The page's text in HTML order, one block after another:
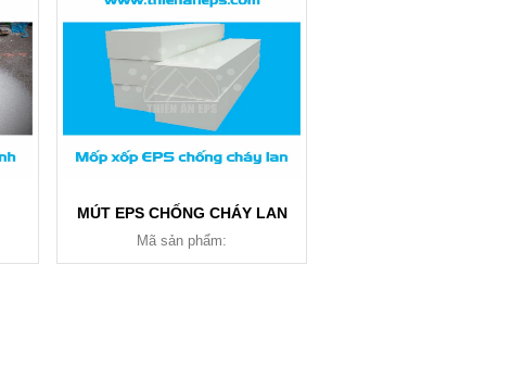
MÚT EPS CHỐNG CHÁY LAN
Mã sản phẩm: